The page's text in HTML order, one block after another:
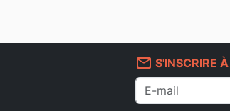
mail_outline S'INSCRIRE